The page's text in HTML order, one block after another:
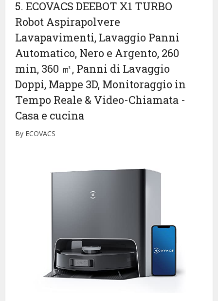
5. ECOVACS DEEBOT X1 TURBO
Robot Aspirapolvere
Lavapavimenti, Lavaggio Panni
Automatico, Nero e Argento, 260
min, 360 ㎡, Panni di Lavaggio
Doppi, Mappe 3D, Monitoraggio in
Tempo Reale & Video-Chiamata -
Casa e cucina
By ECOVACS